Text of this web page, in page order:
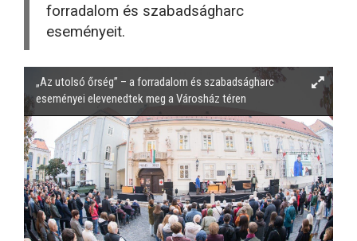
forradalom és szabadságharc
eseményeit.
„Az utolsó őrség” – a forradalom és szabadságharc
eseményei elevenedtek meg a Városház téren